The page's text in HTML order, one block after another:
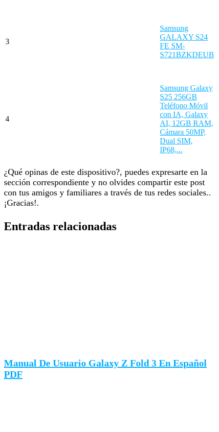
3
Samsung
GALAXY S24
FE SM-
S721BZKDEUB
4
Samsung Galaxy
S25 256GB
Teléfono Móvil
con IA, Galaxy
AI, 12GB RAM,
Cámara 50MP,
Dual SIM,
IP68,...
¿Qué opinas de este dispositivo?, puedes expresarte en la
sección correspondiente y no olvides compartir este post
con tus amigos y familiares a través de tus redes sociales..
¡Gracias!.
Entradas relacionadas
Manual De Usuario Galaxy Z Fold 3 En Español
PDF